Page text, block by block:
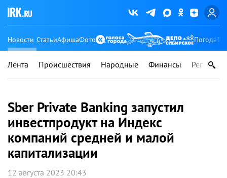
Новости СтатьиАфишаФото Погода
Лента Происшествия Народные Финансы Регионы
Sber Private Banking запустил
инвестпродукт на Индекс
компаний средней и малой
капитализации
12 августа 2023 20:43